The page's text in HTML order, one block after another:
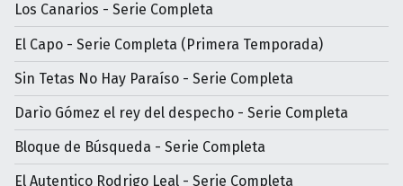
Los Canarios - Serie Completa
El Capo - Serie Completa (Primera Temporada)
Sin Tetas No Hay Paraíso - Serie Completa
Darìo Gómez el rey del despecho - Serie Completa
Bloque de Búsqueda - Serie Completa
El Autentico Rodrigo Leal - Serie Completa